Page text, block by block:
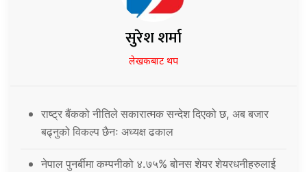
सुरेश शर्मा
लेखकबाट थप
राष्ट्र बैंकको नीतिले सकारात्मक सन्देश दिएको छ, अब बजार
बढ्नुको विकल्प छैनः अध्यक्ष ढकाल
नेपाल पुनर्बीमा कम्पनीको ४.७५% बोनस शेयर शेयरधनीहरुलाई